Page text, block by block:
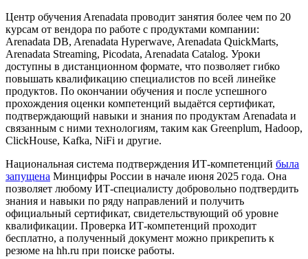
Центр обучения Arenadata проводит занятия более чем по 20
курсам от вендора по работе с продуктами компании:
Arenadata DB, Arenadata Hyperwave, Arenadata QuickMarts,
Arenadata Streaming, Picodata, Arenadata Catalog. Уроки
доступны в дистанционном формате, что позволяет гибко
повышать квалификацию специалистов по всей линейке
продуктов. По окончании обучения и после успешного
прохождения оценки компетенций выдаётся сертификат,
подтверждающий навыки и знания по продуктам Arenadata и
связанным с ними технологиям, таким как Greenplum, Hadoop,
ClickHouse, Kafka, NiFi и другие.
Национальная система подтверждения ИТ-компетенций была
запущена Минцифры России в начале июня 2025 года. Она
позволяет любому ИТ-специалисту добровольно подтвердить
знания и навыки по ряду направлений и получить
официальный сертификат, свидетельствующий об уровне
квалификации. Проверка ИТ-компетенций проходит
бесплатно, а полученный документ можно прикрепить к
резюме на hh.ru при поиске работы.